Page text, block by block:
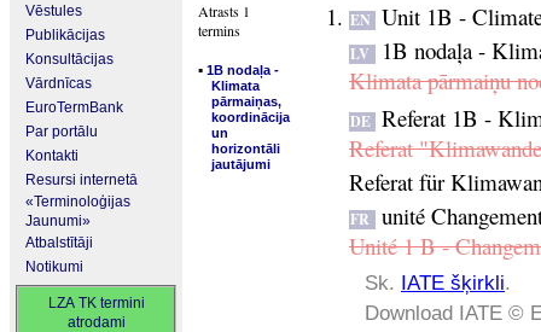
Vēstules
Publikācijas
Konsultācijas
Vārdnīcas
EuroTermBank
Par portālu
Kontakti
Resursi internetā
«Terminoloģijas
Jaunumi»
Atbalstītāji
Notikumi
LZA TK termini
atrodami
Atrasts 1
termins
▪ 1B nodaļa -
Klimata
pārmaiņas,
koordinācija
un
horizontāli
jautājumi
EN Unit 1B -
LV
1B nodaļa -
Klimata pārmaiņu
DE Referat 1B -
Referat
Referat für
FR
unité
Unité 1 B -
Sk. IATE šķirkli.
Download IATE ©